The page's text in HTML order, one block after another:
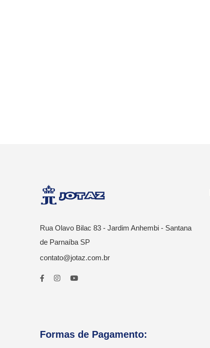
Rua Olavo Bilac 83 - Jardim Anhembi - Santana
de Parnaíba SP
contato@jotaz.com.br
Formas de Pagamento: